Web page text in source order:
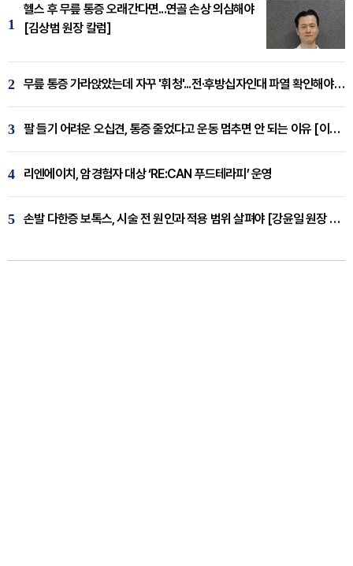
1
헬스 후 무릎 통증 오래간다면...연골 손상 의심해야
[김상범 원장 칼럼]
2 무릎 통증 가라앉았는데 자꾸 '휘청'...전·후방십자인대 파열 확인해야 [곽우경 원장 칼럼]
3 팔 들기 어려운 오십견, 통증 줄었다고 운동 멈추면 안 되는 이유 [이병욱 원장 칼럼]
4 리엔에이치, 암경험자 대상 ‘RE:CAN 푸드테라피’ 운영
5 손발 다한증 보톡스, 시술 전 원인과 적용 범위 살펴야 [강윤일 원장 칼럼]